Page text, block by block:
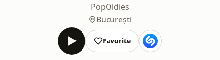
PopOldies
București
Favorite